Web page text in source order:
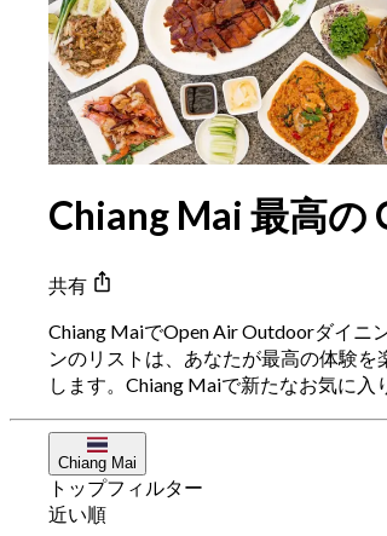
Chiang Mai 最高
共有
Chiang MaiでOpen Air Outdoorダイニ
ンのリストは、あなたが最高の体験
します。Chiang Maiで新たなお気に
Chiang Mai
トップフィルター
近い順